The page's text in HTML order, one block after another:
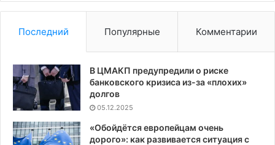
Последний Популярные Комментарии
В ЦМАКП предупредили о риске
банковского кризиса из-за «плохих»
долгов
05.12.2025
«Обойдётся европейцам очень
дорого»: как развивается ситуация с